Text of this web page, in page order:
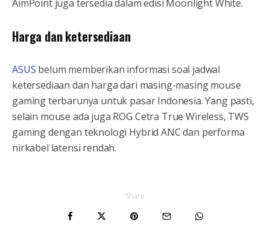
AimPoint juga tersedia dalam edisi Moonlight White.
Harga dan ketersediaan
ASUS belum memberikan informasi soal jadwal
ketersediaan dan harga dari masing-masing mouse
gaming terbarunya untuk pasar Indonesia. Yang pasti,
selain mouse ada juga ROG Cetra True Wireless, TWS
gaming dengan teknologi Hybrid ANC dan performa
nirkabel latensi rendah.
Share